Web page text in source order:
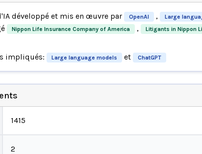
développé et mis en œuvre par OpenAI ,
Large
Nippon Life Insurance Company of America ,
Litigants in Nippon
impliqués:
Large language models et ChatGPT
1415
2